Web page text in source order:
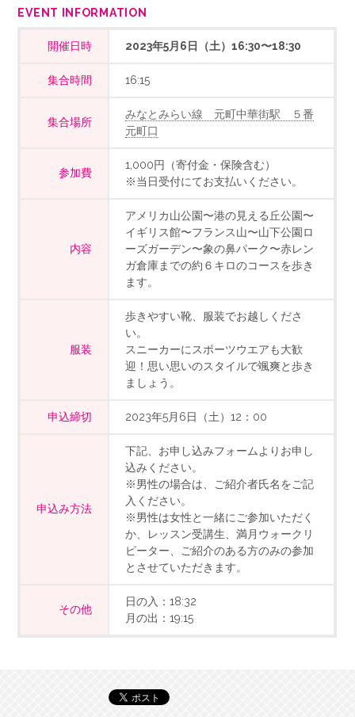
EVENT INFORMATION
開催日時 2023年5月6日（土）16:30〜18:30
集合時間 16:15
集合場所
みなとみらい線 元町中華街駅 ５番
元町口
参加費
1,000円（寄付金・保険含む）
※当日受付にてお支払いください。
内容
アメリカ山公園〜港の見える丘公園〜
イギリス館〜フランス山〜山下公園ロ
ーズガーデン〜象の鼻パーク〜赤レン
ガ倉庫までの約６キロのコースを歩き
ます。
服装
歩きやすい靴、服装でお越しくださ
い。
スニーカーにスポーツウエアも大歓
迎！思い思いのスタイルで颯爽と歩き
ましょう。
申込締切 2023年5月6日（土）12：00
申込み方法
下記、お申し込みフォームよりお申し
込みください。
※男性の場合は、ご紹介者氏名をご記
入ください。
※男性は女性と一緒にご参加いただく
か、レッスン受講生、満月ウォークリ
ピーター、ご紹介のある方のみの参加
とさせていただきます。
その他
日の入：18:32
月の出：19:15